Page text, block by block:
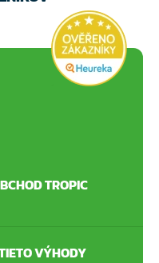
TROPIC
VÝHODY